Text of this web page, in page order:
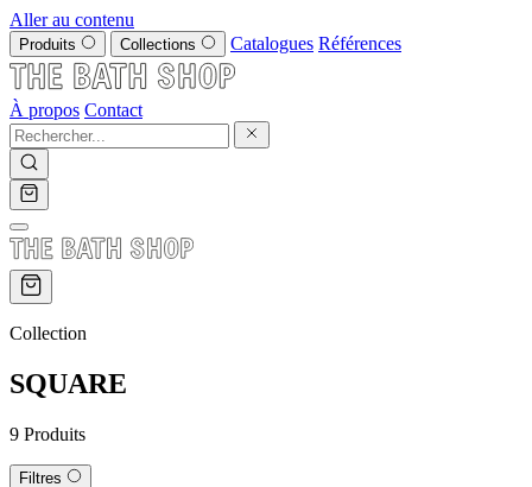
Aller au contenu
Produits Collections Catalogues Références
À propos Contact
Collection
SQUARE
9 Produits
Filtres